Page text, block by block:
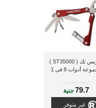
سويس تك ( ST35000 )
أدوات 8 فى 1
79.7جنية
غير متوفر